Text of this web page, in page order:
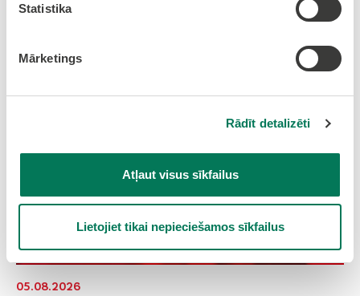
Statistika
Mārketings
Rādīt detalizēti
Atļaut visus sīkfailus
Lietojiet tikai nepieciešamos sīkfailus
05.08.2026